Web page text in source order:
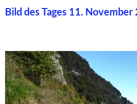
Bild des Tages 11. November